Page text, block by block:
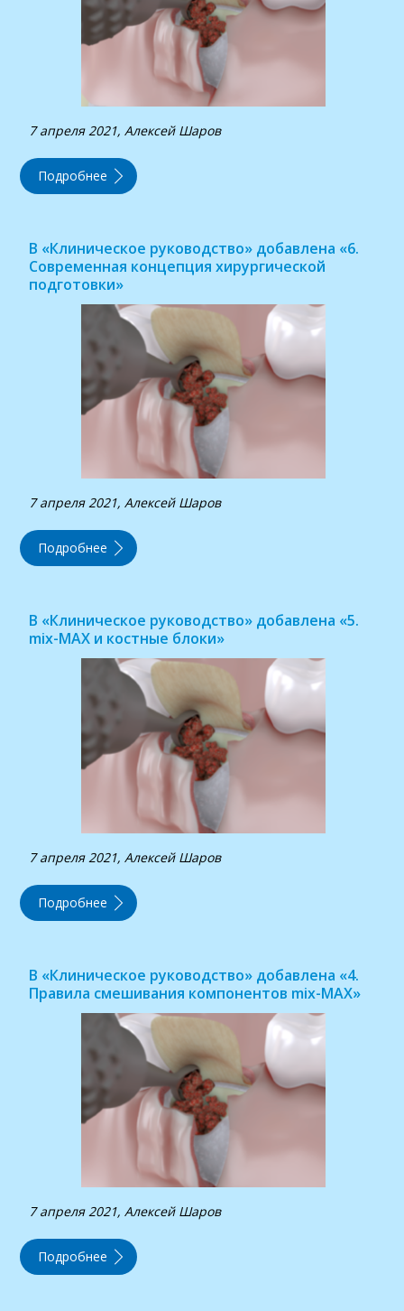
7 апреля 2021, Алексей Шаров
Подробнее
В «Клиническое руководство» добавлена «6.
Современная концепция хирургической
подготовки»
7 апреля 2021, Алексей Шаров
Подробнее
В «Клиническое руководство» добавлена «5.
mix-MAX и костные блоки»
7 апреля 2021, Алексей Шаров
Подробнее
В «Клиническое руководство» добавлена «4.
Правила смешивания компонентов mix-MAX»
7 апреля 2021, Алексей Шаров
Подробнее